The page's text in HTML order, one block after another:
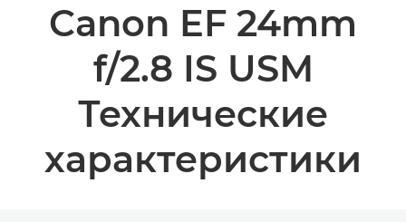
Canon EF 24mm
f/2.8 IS USM
Технические
характеристики